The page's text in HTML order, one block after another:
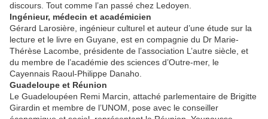
discours. Tout comme l’an passé chez Ledoyen.
Ingénieur, médecin et académicien
Gérard Larosière, ingénieur culturel et auteur d’une étude sur la
lecture et le livre en Guyane, est en compagnie du Dr Marie-
Thérèse Lacombe, présidente de l’association L’autre siècle, et
du membre de l’académie des sciences d’Outre-mer, le
Cayennais Raoul-Philippe Danaho.
Guadeloupe et Réunion
Le Guadeloupéen Remi Marcin, attaché parlementaire de Brigitte
Girardin et membre de l’UNOM, pose avec le conseiller